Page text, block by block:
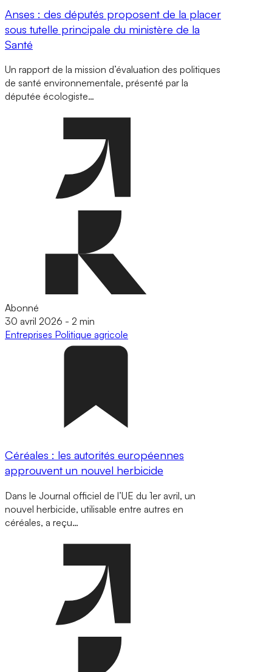
Anses : des députés proposent de la placer
sous tutelle principale du ministère de la
Santé
Un rapport de la mission d’évaluation des politiques
de santé environnementale, présenté par la
députée écologiste…
Abonné
30 avril 2026 - 2 min
Entreprises Politique agricole
Céréales : les autorités européennes
approuvent un nouvel herbicide
Dans le Journal officiel de l’UE du 1er avril, un
nouvel herbicide, utilisable entre autres en
céréales, a reçu…